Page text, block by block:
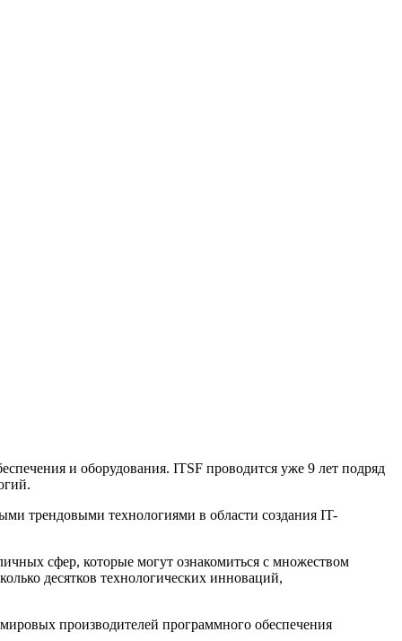
и оборудования. ITSF проводится уже 9 лет подряд
трендовыми технологиями в области создания IT-
сфер, которые могут ознакомиться с множеством
десятков технологических инноваций,
производителей программного обеспечения